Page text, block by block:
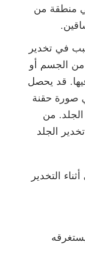
في منطقة من
في تخدير
الجسم أو
قد يحصل
صورة حقنة
من
الجلد
التخدير